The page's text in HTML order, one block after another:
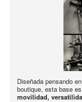
Diseñada pensando
boutique, esta base
movilidad,